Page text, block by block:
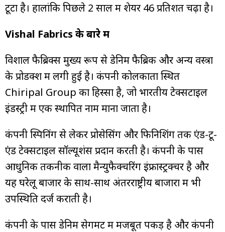
टूटा है। हालांकि पिछले 2 साल में शेयर 46 प्रतिशत चढ़ा है।
Vishal Fabrics के बारे में
विशाल फैब्रिक्स मुख्य रूप से डेनिम फैब्रिक और अन्य वस्त्रों
के प्रोडक्श में लगी हुई है। कंपनी कोलकाता स्थित
Chiripal Group का हिस्सा है, जो भारतीय टेक्सटाइल
इंडस्ट्री में एक स्थापित नाम माना जाता है।
कंपनी स्पिनिंग से लेकर प्रोसेसिंग और फिनिशिंग तक एंड-टू-
एंड टेक्सटाइल सॉल्यूशंस प्रदान करती है। कंपनी के पास
आधुनिक तकनीक वाला मैन्युफैक्चरिंग इंफ्रास्ट्रक्चर है और
यह घरेलू बाजार के साथ-साथ अंतरराष्ट्रीय बाजारों में भी
उपस्थिति दर्ज कराती है।
कंपनी के पास डेनिम सेगमेंट में मजबूत पकड़ है और कंपनी